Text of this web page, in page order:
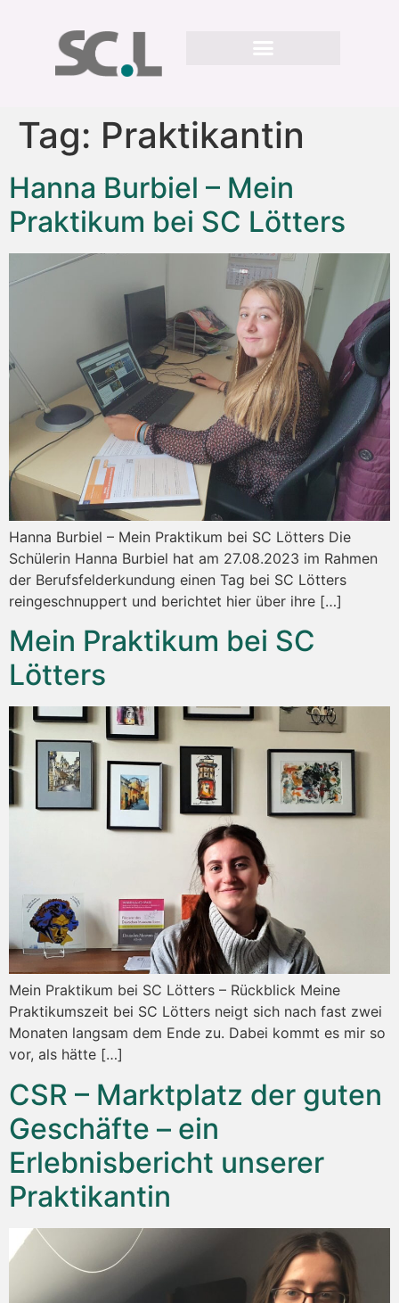
Tag: Praktikantin
Hanna Burbiel – Mein
Praktikum bei SC Lötters
Hanna Burbiel – Mein Praktikum bei SC Lötters Die
Schülerin Hanna Burbiel hat am 27.08.2023 im Rahmen
der Berufsfelderkundung einen Tag bei SC Lötters
reingeschnuppert und berichtet hier über ihre […]
Mein Praktikum bei SC
Lötters
Mein Praktikum bei SC Lötters – Rückblick Meine
Praktikumszeit bei SC Lötters neigt sich nach fast zwei
Monaten langsam dem Ende zu. Dabei kommt es mir so
vor, als hätte […]
CSR – Marktplatz der guten
Geschäfte – ein
Erlebnisbericht unserer
Praktikantin